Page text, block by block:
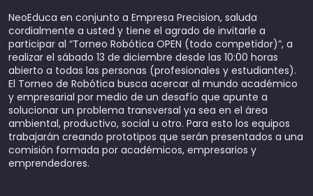
NeoEduca en conjunto a Empresa Precision, saluda
cordialmente a usted y tiene el agrado de invitarle a
participar al “Torneo Robótica OPEN (todo competidor)”, a
realizar el sábado 13 de diciembre desde las 10:00 horas
abierto a todas las personas (profesionales y estudiantes).
El Torneo de Robótica busca acercar al mundo académico
y empresarial por medio de un desafío que apunte a
solucionar un problema transversal ya sea en el área
ambiental, productivo, social u otro. Para esto los equipos
trabajarán creando prototipos que serán presentados a una
comisión formada por académicos, empresarios y
emprendedores.